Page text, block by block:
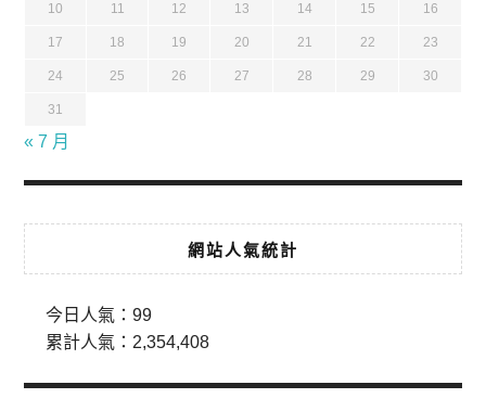
10 11 12 13 14 15 16
17 18 19 20 21 22 23
24 25 26 27 28 29 30
31
« 7 月
網站人氣統計
今日人氣：99
累計人氣： 2,354,408